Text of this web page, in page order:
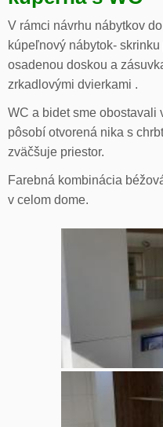
V rámci návrhu nábytkov
kúpeľnový nábytok-
osadenou doskou a
zrkadlovými dvierkami .
WC a bidet sme obostavali
pôsobí otvorená nika s
zväčšuje priestor.
Farebná kombinácia
v celom dome.